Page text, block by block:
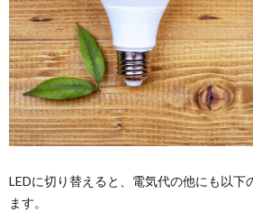
LEDに切り替えると、電気代の他にも以下
ます。